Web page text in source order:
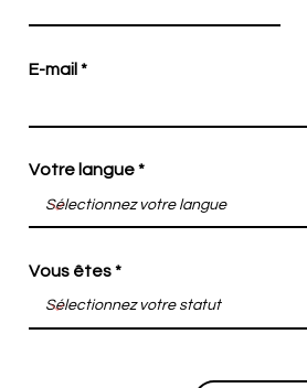
Votre langue
E-mail
Vous êtes